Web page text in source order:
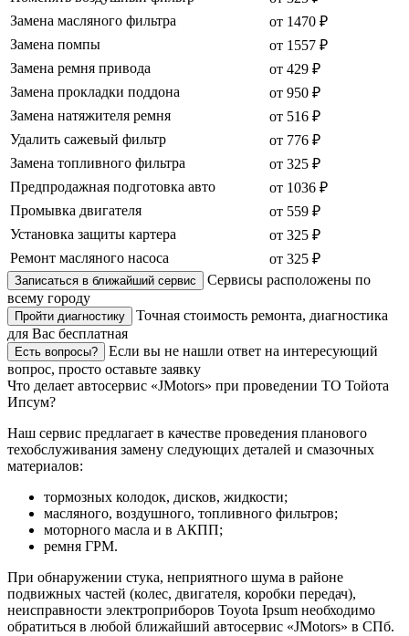
Замена масляного фильтра
от 1470 ₽
Замена помпы
от 1557 ₽
Замена ремня привода
от 429 ₽
Замена прокладки поддона
от 950 ₽
Замена натяжителя ремня
от 516 ₽
Удалить сажевый фильтр
от 776 ₽
Замена топливного фильтра
от 325 ₽
Предпродажная подготовка авто
от 1036 ₽
Промывка двигателя
от 559 ₽
Установка защиты картера
от 325 ₽
Ремонт масляного насоса
от 325 ₽
Записаться в ближайший сервис
Сервисы расположены по
всему городу
Пройти диагностику
Точная стоимость ремонта, диагностика
для Вас бесплатная
Есть вопросы?
Если вы не нашли ответ на интересующий
вопрос, просто оставьте заявку
Что делает автосервис «JMotors» при проведении ТО Тойота
Ипсум?
Наш сервис предлагает в качестве проведения планового
техобслуживания замену следующих деталей и смазочных
материалов:
тормозных колодок, дисков, жидкости;
масляного, воздушного, топливного фильтров;
моторного масла и в АКПП;
ремня ГРМ.
При обнаружении стука, неприятного шума в районе
подвижных частей (колес, двигателя, коробки передач),
неисправности электроприборов Toyota Ipsum необходимо
обратиться в любой ближайший автосервис «JMotors» в СПб.